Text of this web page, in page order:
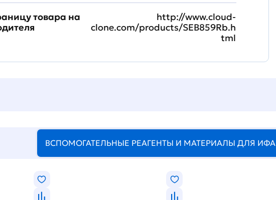
товара на
http://www.cloud-
clone.com/products/SEB859Rb.h
tml
ВСПОМОГАТЕЛЬНЫЕ РЕАГЕНТЫ И МАТЕРИАЛЫ ДЛЯ ИФА